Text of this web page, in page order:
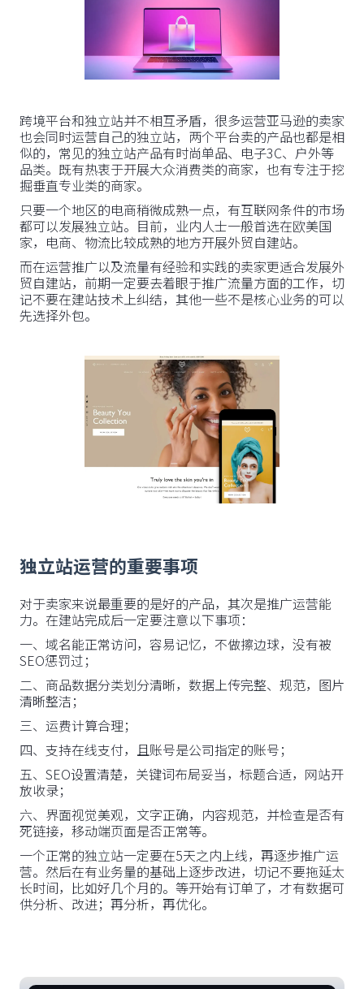
跨境平台和独立站并不相互矛盾，很多运营亚马逊的卖家
也会同时运营自己的独立站，两个平台卖的产品也都是相
似的，常见的独立站产品有时尚单品、电子3C、户外等
品类。既有热衷于开展大众消费类的商家，也有专注于挖
掘垂直专业类的商家。
只要一个地区的电商稍微成熟一点，有互联网条件的市场
都可以发展独立站。目前，业内人士一般首选在欧美国
家，电商、物流比较成熟的地方开展外贸自建站。
而在运营推广以及流量有经验和实践的卖家更适合发展外
贸自建站，前期一定要去着眼于推广流量方面的工作，切
记不要在建站技术上纠结，其他一些不是核心业务的可以
先选择外包。
独立站运营的重要事项
对于卖家来说最重要的是好的产品，其次是推广运营能
力。在建站完成后一定要注意以下事项：
一、域名能正常访问，容易记忆，不做擦边球，没有被
SEO惩罚过；
二、商品数据分类划分清晰，数据上传完整、规范，图片
清晰整洁；
三、运费计算合理；
四、支持在线支付，且账号是公司指定的账号；
五、SEO设置清楚，关键词布局妥当，标题合适，网站开
放收录；
六、界面视觉美观，文字正确，内容规范，并检查是否有
死链接，移动端页面是否正常等。
一个正常的独立站一定要在5天之内上线，再逐步推广运
营。然后在有业务量的基础上逐步改进，切记不要拖延太
长时间，比如好几个月的。等开始有订单了，才有数据可
供分析、改进；再分析，再优化。